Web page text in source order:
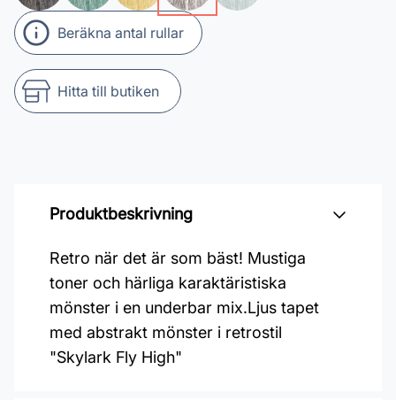
Beräkna antal rullar
Hitta till butiken
Produktbeskrivning
Retro när det är som bäst! Mustiga
toner och härliga karaktäristiska
mönster i en underbar mix.Ljus tapet
med abstrakt mönster i retrostil
"Skylark Fly High"